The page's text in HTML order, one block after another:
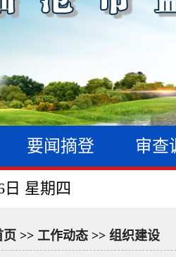
要闻摘登 审查
日 星期四
页 >> 工作动态 >> 组织建设